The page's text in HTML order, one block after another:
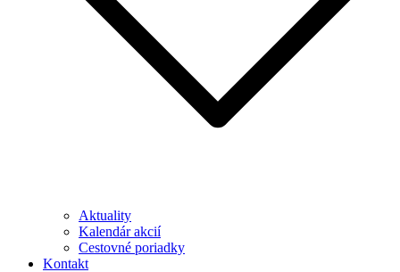
Aktuality
Kalendár akcií
Cestovné poriadky
Kontakt